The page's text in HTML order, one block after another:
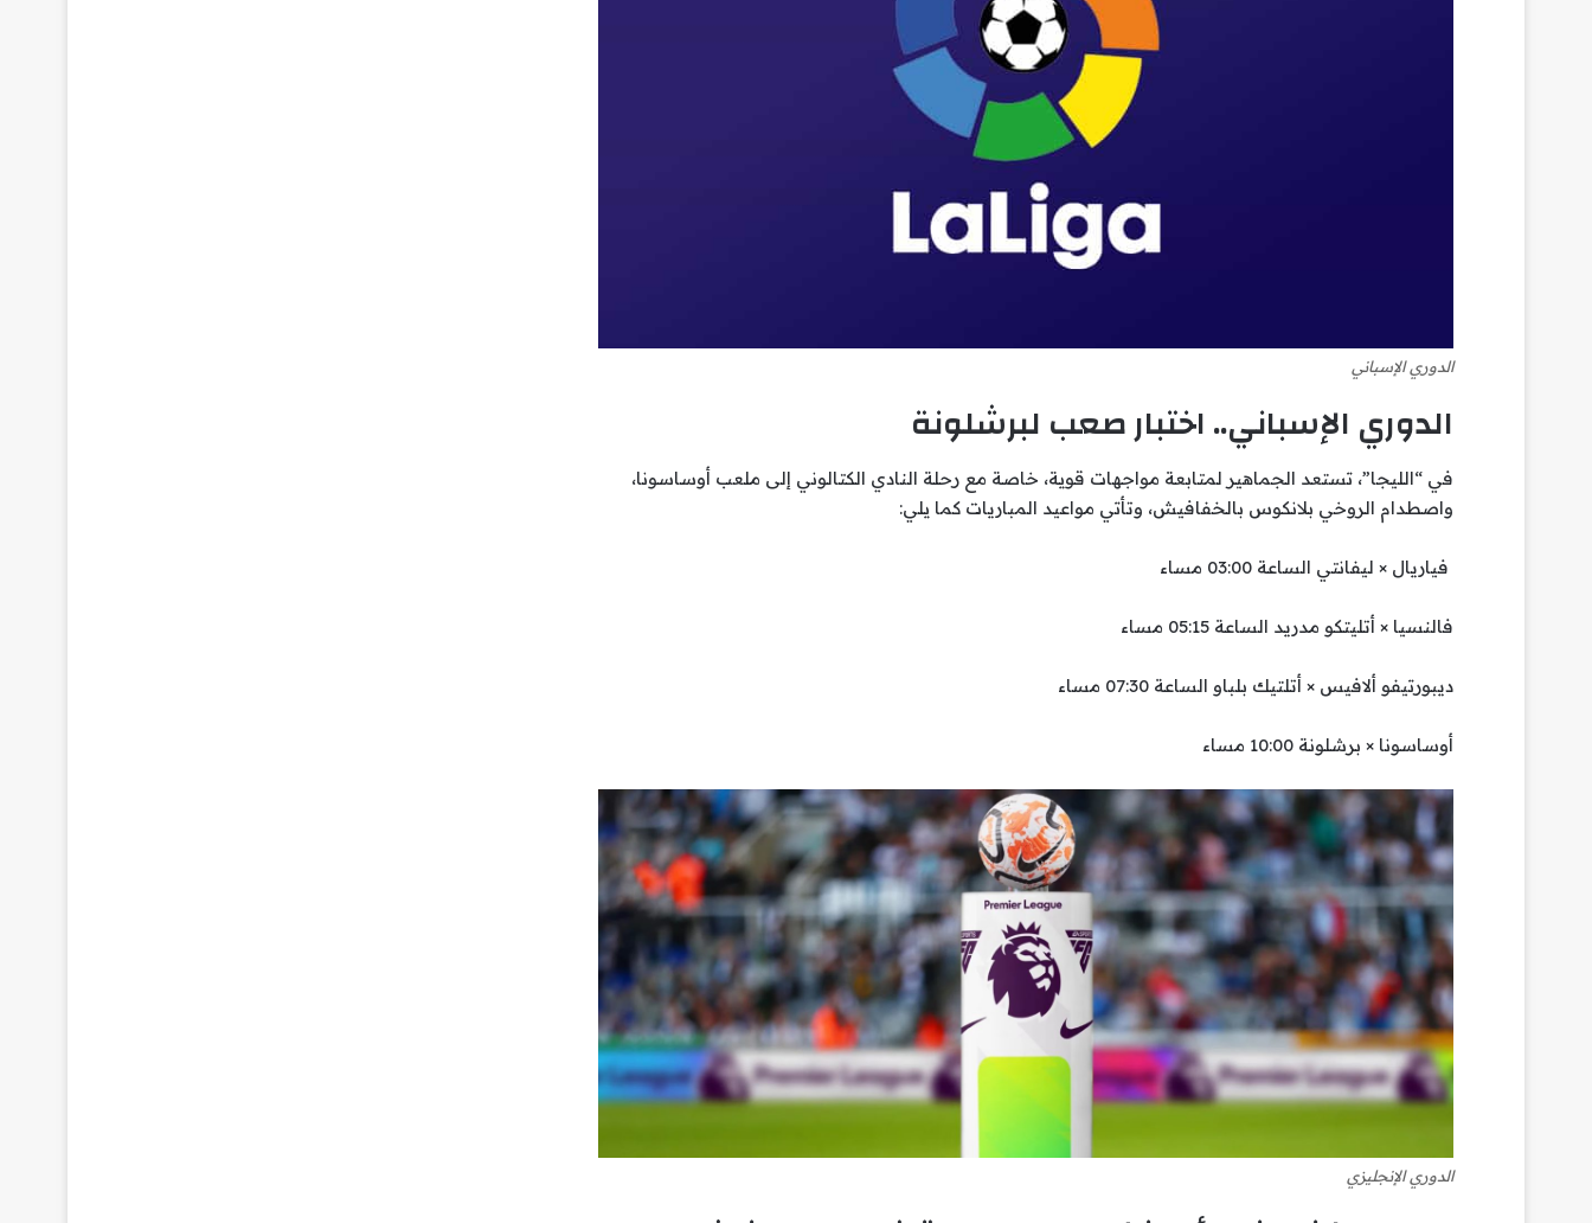
الدوري الإسباني
الدوري الإسباني.. اختبار صعب لبرشلونة
في “الليجا”، تستعد الجماهير لمتابعة مواجهات قوية، خاصة مع رحلة النادي الكتالوني إلى ملعب أوساسونا،
واصطدام الروخي بلانكوس بالخفافيش، وتأتي مواعيد المباريات كما يلي:
فياريال × ليفانتي الساعة 03:00 مساء
فالنسيا × أتليتكو مدريد الساعة 05:15 مساء
ديبورتيفو ألافيس × أتلتيك بلباو الساعة 07:30 مساء
أوساسونا × برشلونة 10:00 مساء
الدوري الإنجليزي